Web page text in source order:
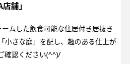
舗」
ムした飲食可能な住居付き居抜き
小さな庭」を配し、趣のある仕上が
確認ください(^^)/